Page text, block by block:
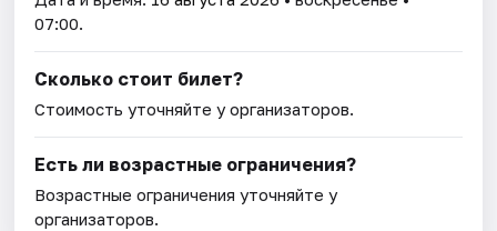
07:00.
Сколько стоит билет?
Стоимость уточняйте у организаторов.
Есть ли возрастные ограничения?
Возрастные ограничения уточняйте у
организаторов.